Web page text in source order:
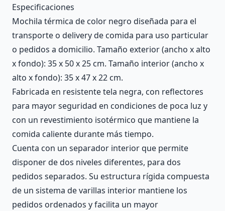
Description
Especificaciones
Mochila térmica de color negro diseñada para el
transporte o delivery de comida para uso particular
o pedidos a domicilio. Tamaño exterior (ancho x alto
x fondo): 35 x 50 x 25 cm. Tamaño interior (ancho x
alto x fondo): 35 x 47 x 22 cm.
Fabricada en resistente tela negra, con reflectores
para mayor seguridad en condiciones de poca luz y
con un revestimiento isotérmico que mantiene la
comida caliente durante más tiempo.
Cuenta con un separador interior que permite
disponer de dos niveles diferentes, para dos
pedidos separados. Su estructura rígida compuesta
de un sistema de varillas interior mantiene los
pedidos ordenados y facilita un mayor